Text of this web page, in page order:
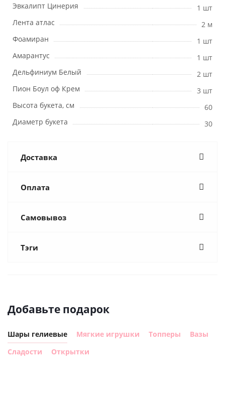
Эвкалипт Цинерия
1 шт
Лента атлас
2 м
Фоамиран
1 шт
Амарантус
1 шт
Дельфиниум Белый
2 шт
Пион Боул оф Крем
3 шт
Высота букета, см
60
Диаметр букета
30
Доставка
Оплата
Самовывоз
Тэги
Добавьте подарок
Шары гелиевые Мягкие игрушки Топперы
Вазы
Сладости
Открытки